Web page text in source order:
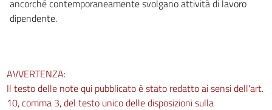
ancorché contemporaneamente svolgano attività di lavoro
dipendente.
AVVERTENZA:
Il testo delle note qui pubblicato è stato redatto ai sensi dell'art.
10, comma 3, del testo unico delle disposizioni sulla